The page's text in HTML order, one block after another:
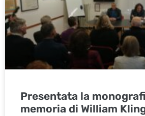
Presentata la
memoria di William